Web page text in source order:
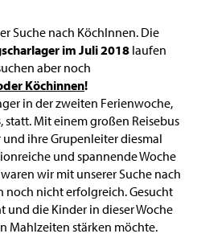
Suche nach KöchInnen. Die
im Juli 2018 laufen
aber noch
Köchinnen!
in der zweiten Ferienwoche,
statt. Mit einem großen Reisebus
ihre Grupenleiter diesmal
und spannende Woche
wir mit unserer Suche nach
nicht erfolgreich. Gesucht
und die Kinder in dieser Woche
Mahlzeiten stärken möchte.